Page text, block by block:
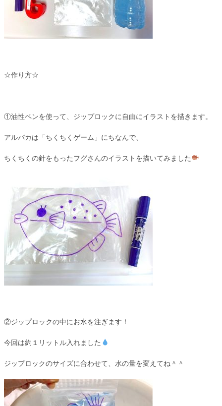
☆作り方☆
①油性ペンを使って、ジップロックに自由にイラストを描きます。
アルパカは「ちくちくゲーム」にちなんで、
ちくちくの針をもったフグさんのイラストを描いてみました
②ジップロックの中にお水を注ぎます！
今回は約１リットル入れました
ジップロックのサイズに合わせて、水の量を変えてね＾＾